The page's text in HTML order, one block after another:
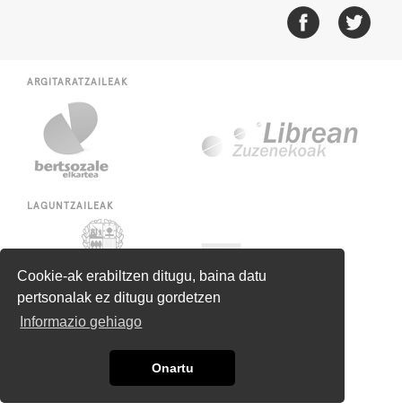
Cookie-ak erabiltzen ditugu, baina datu
pertsonalak ez ditugu gordetzen
Informazio gehiago
Onartu
ARGITARATZAILEAK
LAGUNTZAILEAK